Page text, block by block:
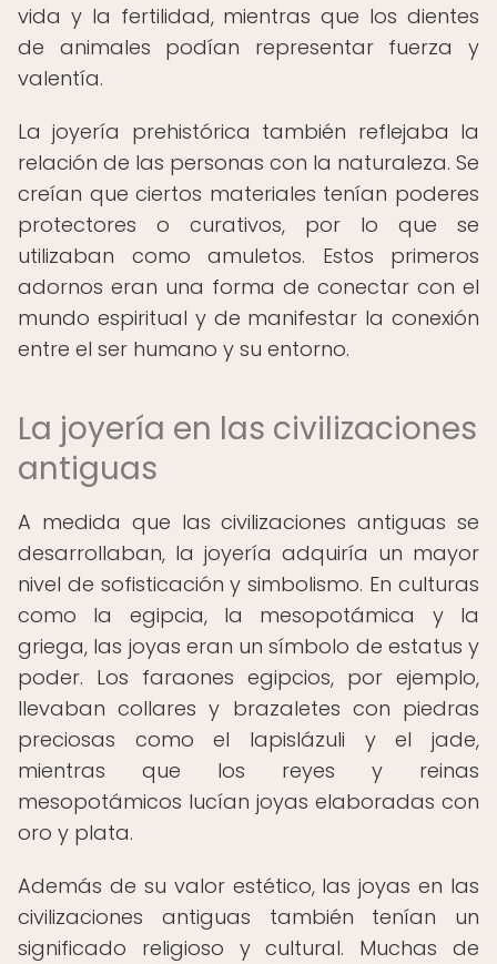
vida y la fertilidad, mientras que los dientes
de animales podían representar fuerza y
valentía.
La joyería prehistórica también reflejaba la
relación de las personas con la naturaleza. Se
creían que ciertos materiales tenían poderes
protectores o curativos, por lo que se
utilizaban como amuletos. Estos primeros
adornos eran una forma de conectar con el
mundo espiritual y de manifestar la conexión
entre el ser humano y su entorno.
La joyería en las civilizaciones
antiguas
A medida que las civilizaciones antiguas se
desarrollaban, la joyería adquiría un mayor
nivel de sofisticación y simbolismo. En culturas
como la egipcia, la mesopotámica y la
griega, las joyas eran un símbolo de estatus y
poder. Los faraones egipcios, por ejemplo,
llevaban collares y brazaletes con piedras
preciosas como el lapislázuli y el jade,
mientras que los reyes y reinas
mesopotámicos lucían joyas elaboradas con
oro y plata.
Además de su valor estético, las joyas en las
civilizaciones antiguas también tenían un
significado religioso y cultural. Muchas de